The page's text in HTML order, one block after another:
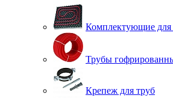
Комплектующие для
Трубы
Крепеж для труб